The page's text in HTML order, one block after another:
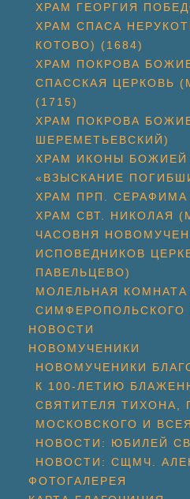
ХРАМ ГЕОРГИЯ
ХРАМ СПАСА
КОТОВО) (1684)
ХРАМ ПОКРОВА
СПАССКАЯ ЦЕРКОВЬ
(1715)
ХРАМ ПОКРОВА
ШЕРЕМЕТЬЕВСКИЙ)
ХРАМ ИКОНЫ БОЖИЕЙ
«ВЗЫСКАНИЕ
ХРАМ ПРП.
ХРАМ СВТ. НИКОЛАЯ
ЧАСОВНЯ
ИСПОВЕДНИКОВ
ПАВЕЛЬЦЕВО)
МОЛЕЛЬНАЯ КОМНАТА
СИМФЕРОПОЛЬСКОГО
НОВОСТИ
НОВОМУЧЕНИКИ
НОВОМУЧЕНИКИ
К 100-ЛЕТИЮ
СВЯТИТЕЛЯ ТИХОНА,
МОСКОВСКОГО И
НОВОСТИ: ЮБИЛЕЙ
НОВОСТИ: СЩМЧ.
ФОТОГАЛЕРЕЯ